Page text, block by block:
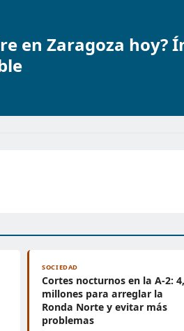
en Zaragoza hoy?
SOCIEDAD
Cortes nocturnos en la A-2:
millones para arreglar la
Ronda Norte y evitar más
problemas